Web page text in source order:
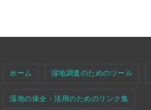
ホーム 湿地調査のためのツール
湿地の保全・活用のためのリンク集